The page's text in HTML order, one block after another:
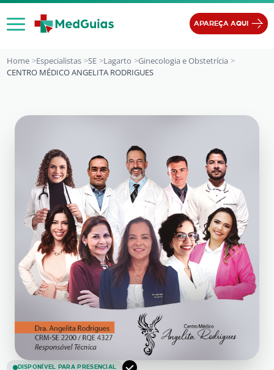
Ir para o conteúdo
APAREÇA AQUI
Home Especialistas SE Lagarto
Ginecologia e Obstetrícia
CENTRO MÉDICO ANGELITA RODRIGUES
DISPONÍVEL PARA PRESENCIAL